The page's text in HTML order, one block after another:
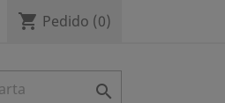
shopping_cart Pedido (0)
